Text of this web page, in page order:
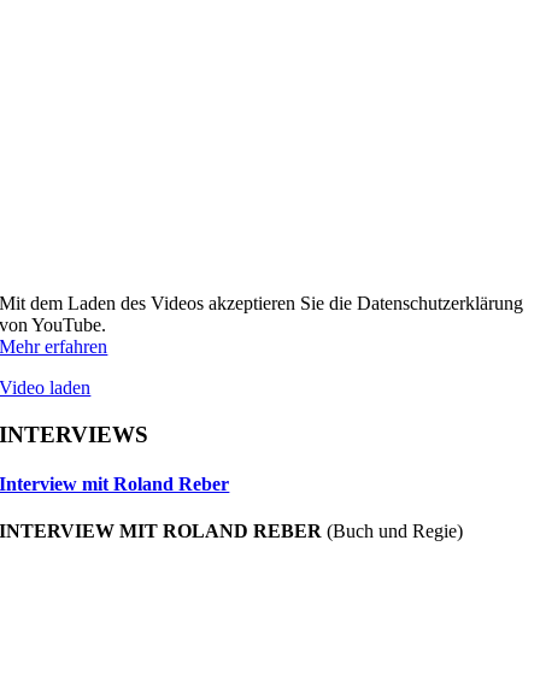
Mit dem Laden des Videos akzeptieren Sie die Datenschutzerklärung
von YouTube.
Mehr erfahren
Video laden
INTERVIEWS
Interview mit Roland Reber
INTERVIEW MIT ROLAND REBER(Buch und Regie)